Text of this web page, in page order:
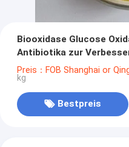
Biooxidase Glucose
Antibiotika zur
Preis：FOB Shanghai or
kg
Bestpreis